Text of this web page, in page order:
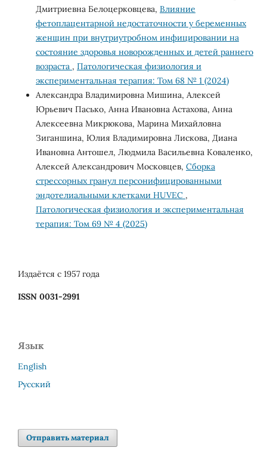
Дмитриевна Белоцерковцева, Влияние
фетоплацентарной недостаточности у беременных
женщин при внутриутробном инфицировании на
состояние здоровья новорожденных и детей раннего
возраста , Патологическая физиология и
экспериментальная терапия: Том 68 № 1 (2024)
Александра Владимировна Мишина, Алексей
Юрьевич Пасько, Анна Ивановна Астахова, Анна
Алексеевна Микрюкова, Марина Михайловна
Зиганшина, Юлия Владимировна Лискова, Диана
Ивановна Антошел, Людмила Васильевна Коваленко,
Алексей Александрович Московцев, Сборка
стрессорных гранул персонифицированными
эндотелиальными клетками HUVEC ,
Патологическая физиология и экспериментальная
терапия: Том 69 № 4 (2025)
Издаётся с 1957 года
ISSN 0031-2991
Язык
English
Русский
Отправить материал